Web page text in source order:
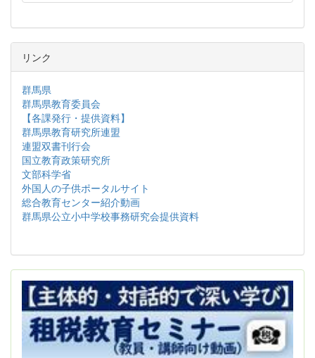
リンク
群馬県
群馬県教育委員会
【各課発行・提供資料】
群馬県教育研究所連盟
連盟双書刊行会
国立教育政策研究所
文部科学省
外国人の子供ポータルサイト
総合教育センター紹介動画
群馬県公立小中学校事務研究会提供資料